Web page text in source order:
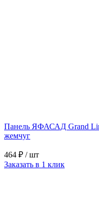
Панель ЯФАСАД Grand
жемчуг
464 ₽ / шт
Заказать в 1 клик